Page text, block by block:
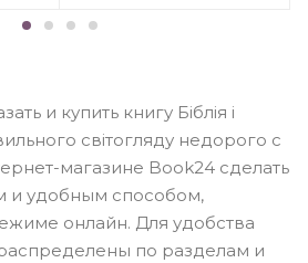
и купить книгу Біблія і
світогляду недорого с
магазине Book24 сделать
и удобным способом,
онлайн. Для удобства
по разделам и